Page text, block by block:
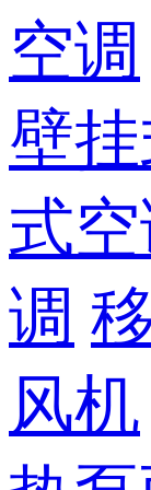
空调
壁
式空
调
风机